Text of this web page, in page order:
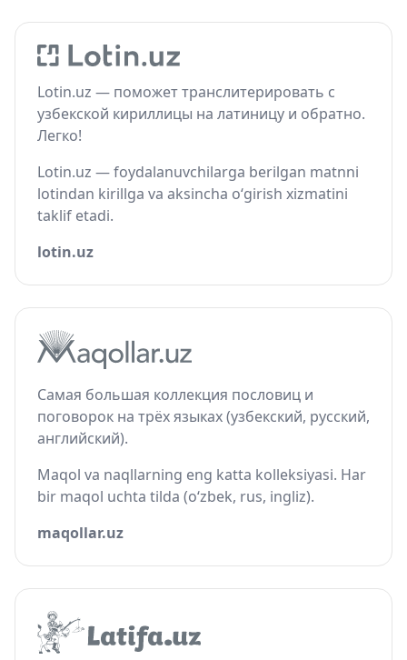
Lotin.uz — поможет транслитерировать с
узбекской кириллицы на латиницу и обратно.
Легко!
Lotin.uz — foydalanuvchilarga berilgan matnni
lotindan kirillga va aksincha o‘girish xizmatini
taklif etadi.
lotin.uz
Самая большая коллекция пословиц и
поговорок на трёх языках (узбекский, русский,
английский).
Maqol va naqllarning eng katta kolleksiyasi. Har
bir maqol uchta tilda (o‘zbek, rus, ingliz).
maqollar.uz